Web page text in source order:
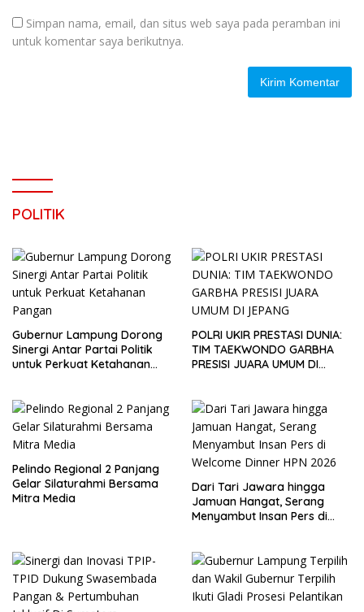
Simpan nama, email, dan situs web saya pada peramban ini
untuk komentar saya berikutnya.
POLITIK
Gubernur Lampung Dorong
Sinergi Antar Partai Politik
untuk Perkuat Ketahanan
POLRI UKIR PRESTASI DUNIA:
TIM TAEKWONDO GARBHA
PRESISI JUARA UMUM DI
Pelindo Regional 2 Panjang
Gelar Silaturahmi Bersama
Mitra Media
Dari Tari Jawara hingga
Jamuan Hangat, Serang
Menyambut Insan Pers di